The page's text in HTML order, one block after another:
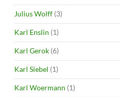
Julius Wolff (3)
Karl Enslin (1)
Karl Gerok (6)
Karl Siebel (1)
Karl Woermann (1)